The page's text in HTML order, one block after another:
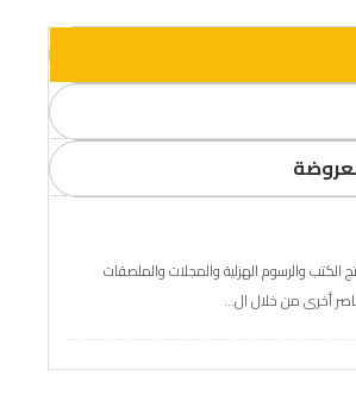
الكتب والرسوم الهزلية والمجلات والملصقات
أخرى من خلال ال...